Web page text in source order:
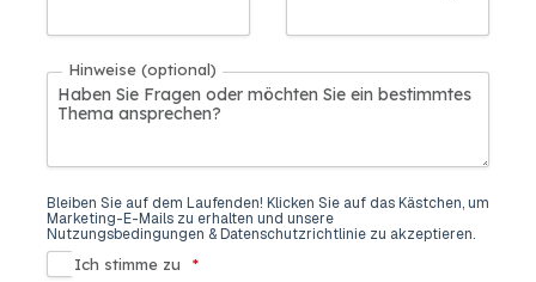
Hinweise (optional)
Bleiben Sie auf dem Laufenden! Klicken Sie auf das Kästchen, um
Marketing-E-Mails zu erhalten und unsere
Nutzungsbedingungen & Datenschutzrichtlinie zu akzeptieren.
Ich stimme zu
*